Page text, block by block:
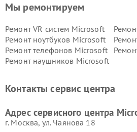
Мы ремонтируем
Ремонт VR систем Microsoft
Ремонт ноутбуков Microsoft
Ремонт телефонов Microsoft
Ремонт наушников Microsoft
Контакты сервис центра
Адрес сервисного центра
г. Москва, ул. Чаянова 18